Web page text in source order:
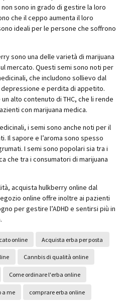
sono in grado di gestire la loro
che il ceppo aumenta il loro
ideali per le persone che soffrono
sono una delle varietà di marijuana
mercato. Questi semi sono noti per
che includono sollievo dal
e perdita di appetito.
alto contenuto di THC, che li rende
con marijuana medica.
i semi sono anche noti per il
Il sapore e l’aroma sono spesso
I semi sono popolari sia tra i
che tra i consumatori di marijuana
acquista hulkberry online dal
online offre inoltre ai pazienti
per gestire l’ADHD e sentirsi più in
online Acquista erba per posta
Cannbis di qualità online
Come ordinare l'erba online
a me comprare erba online